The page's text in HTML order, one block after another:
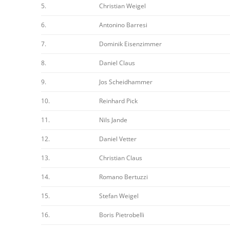
5. Christian Weigel
6. Antonino Barresi
7. Dominik Eisenzimmer
8. Daniel Claus
9. Jos Scheidhammer
10. Reinhard Pick
11. Nils Jande
12. Daniel Vetter
13. Christian Claus
14. Romano Bertuzzi
15. Stefan Weigel
16. Boris Pietrobelli